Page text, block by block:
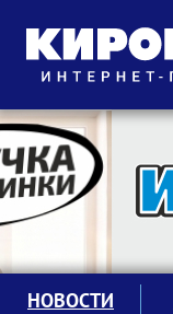
Следите за новостями:
НОВОСТИ